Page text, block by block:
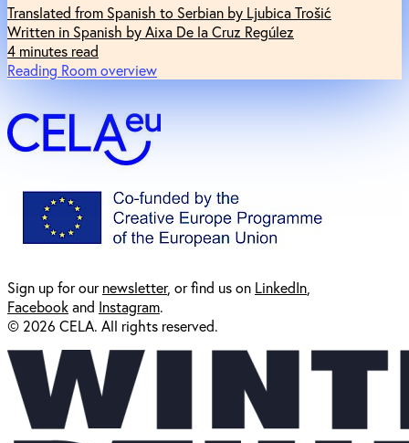
Translated from Spanish to Serbian by Ljubica Trošić
Written in Spanish by Aixa De la Cruz Regúlez
4 minutes read
Reading Room overview
Sign up for ournewsletter, or find us on LinkedIn,
Facebookand Instagram.
© 2026 CELA. All rights reserved.